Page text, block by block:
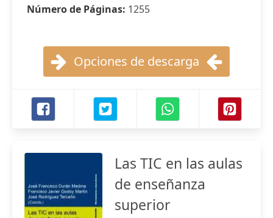
Número de Páginas: 1255
Opciones de descarga
Las TIC en las aulas
de enseñanza
superior